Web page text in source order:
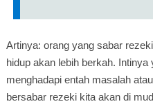
Artinya: orang yang sabar
hidup akan lebih berkah.
menghadapi entah masalah
bersabar rezeki kita akan di